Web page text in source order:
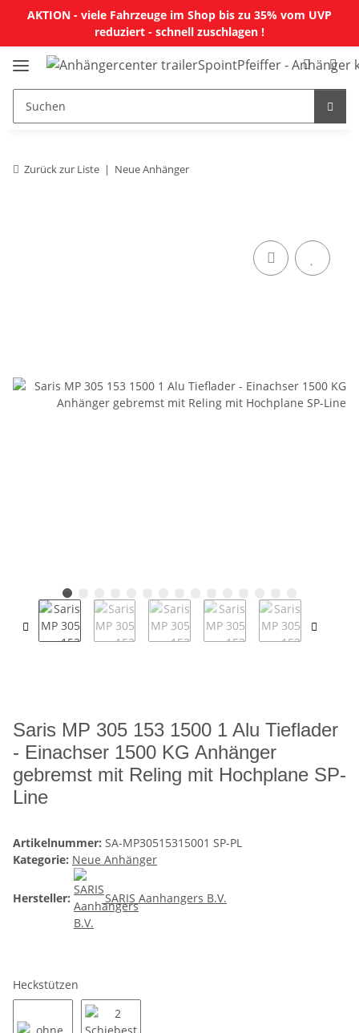
AKTION - viele Fahrzeuge im Shop bis zu 35% vom UVP
reduziert - schnell zuschlagen !
Zurück zur Liste Neue Anhänger
Saris MP 305 153 1500 1 Alu Tieflader
- Einachser 1500 KG Anhänger
gebremst mit Reling mit Hochplane SP-
Line
Artikelnummer: SA-MP30515315001 SP-PL
Kategorie: Neue Anhänger
Hersteller: SARIS Aanhangers B.V.
Heckstützen